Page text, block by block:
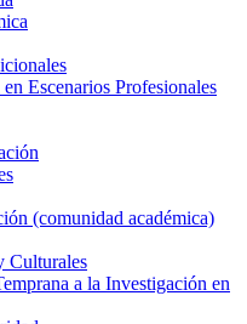
Escenarios Profesionales
(comunidad académica)
Culturales
a la Investigación en